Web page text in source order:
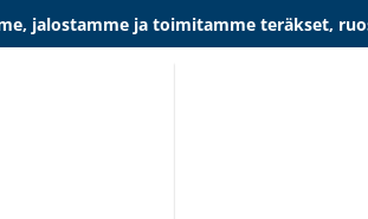
jalostamme ja toimitamme teräkset,